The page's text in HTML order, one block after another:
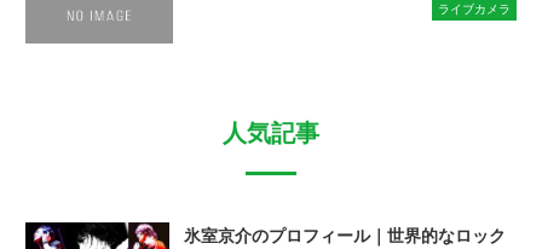
ライブカメラ
人気記事
氷室京介のプロフィール｜世界的なロック